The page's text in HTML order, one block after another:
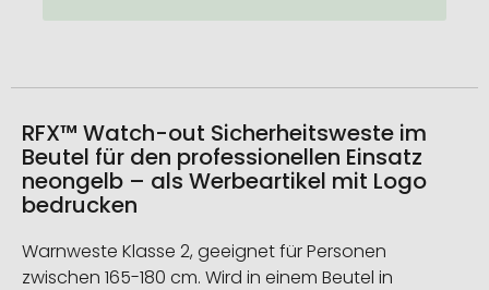
RFX™ Watch-out Sicherheitsweste im
Beutel für den professionellen Einsatz
neongelb – als Werbeartikel mit Logo
bedrucken
Warnweste Klasse 2, geeignet für Personen
zwischen 165-180 cm. Wird in einem Beutel in